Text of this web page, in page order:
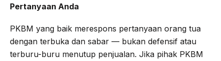
Pertanyaan Anda
PKBM yang baik merespons pertanyaan orang tua
dengan terbuka dan sabar — bukan defensif atau
terburu-buru menutup penjualan. Jika pihak PKBM